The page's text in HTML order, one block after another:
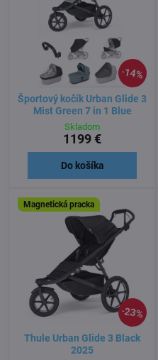
14%
Športový kočík Urban Glide 3
Mist Green 7 in 1 Blue
Skladom
1199 €
Do košíka
23%
Magnetická pracka
Thule Urban Glide 3 Black
2025